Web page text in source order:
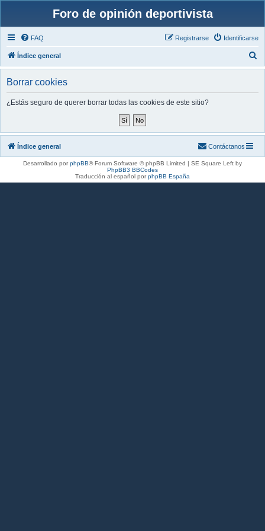
Foro de opinión deportivista
FAQ Identificarse
Registrarse
Índice general
u
Borrar cookies
¿Estás seguro de querer borrar todas las cookies de este sitio?
Índice general Contáctanos
Desarrollado porphpBB® Forum Software © phpBB Limited | SE Square Left by
PhpBB3 BBCodes
Traducción al español porphpBB España